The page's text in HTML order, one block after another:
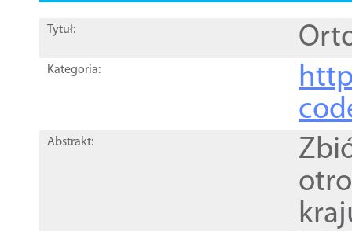
Tytuł:
Kategoria:
Abstrakt: